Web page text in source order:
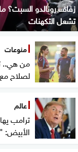
زفاف رونالدو السبت؟
تشعل التكهنات
منوعات
من هي..
لصلاح
عالم
ترامب
الأبيض: